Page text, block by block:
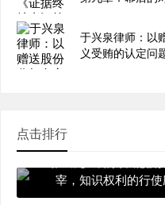
于兴泉律师：以
义受贿的认定问
点击排行
宰，知识权利的行使
有“红绿灯”